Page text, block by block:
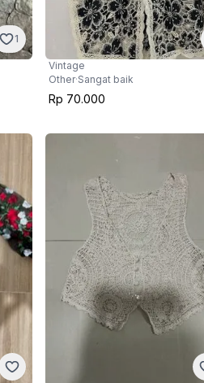
1
Vintage
Other·Sangat baik
Rp 70.000